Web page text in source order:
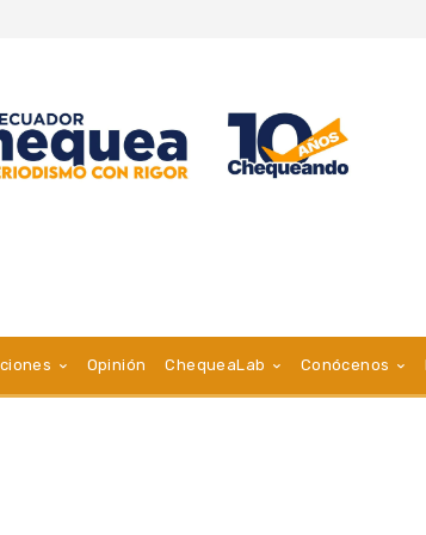
Opinión ChequeaLab Conócenos